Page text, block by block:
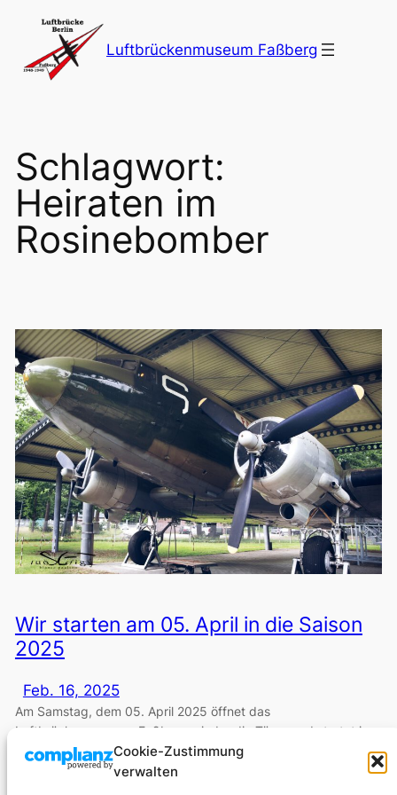
Cookie-Zustimmung
verwalten
springen
Luftbrückenmuseum Faßberg
Schlagwort:
Heiraten im
Rosinebomber
Wir starten am 05. April in die Saison
2025
Feb. 16, 2025
Am Samstag, dem 05. April 2025 öffnet das
Luftbrückenmuseum Faßberg wieder die Türen und startet in
die neue Saison. Von 13 bis 17 Uhr können dann die vielen
Ausstellungsobjekte, Dokumente und Zeitzeugenberichte rund